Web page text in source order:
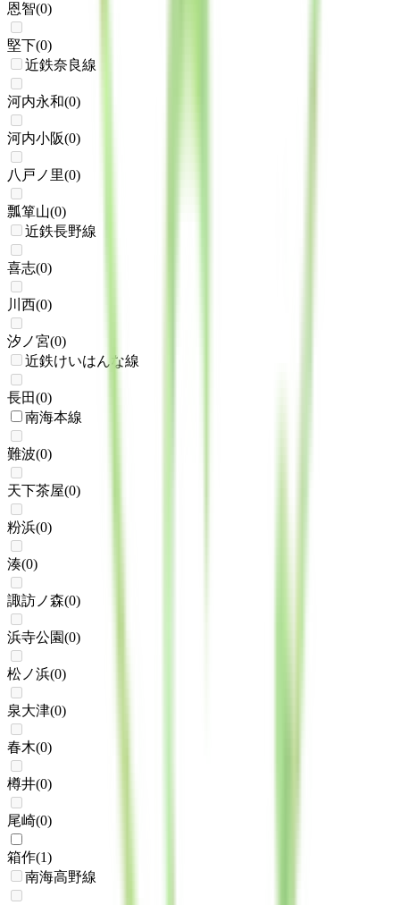
恩智(0)
堅下(0)
近鉄奈良線
河内永和(0)
河内小阪(0)
八戸ノ里(0)
瓢箪山(0)
近鉄長野線
喜志(0)
川西(0)
汐ノ宮(0)
近鉄けいはんな線
長田(0)
南海本線
難波(0)
天下茶屋(0)
粉浜(0)
湊(0)
諏訪ノ森(0)
浜寺公園(0)
松ノ浜(0)
泉大津(0)
春木(0)
樽井(0)
尾崎(0)
箱作(1)
南海高野線